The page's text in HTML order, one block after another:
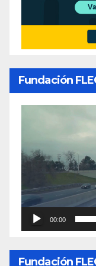
Fundación
video
00:00
Fundación